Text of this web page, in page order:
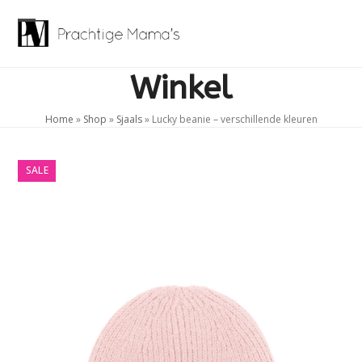
contentOpen
Close
Winkel
Home » Shop » Sjaals» Lucky beanie – verschillende kleuren
SALE